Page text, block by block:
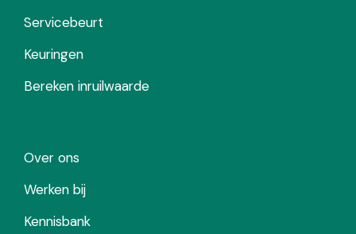
Servicebeurt
Keuringen
Bereken inruilwaarde
Over ons
Werken bij
Kennisbank